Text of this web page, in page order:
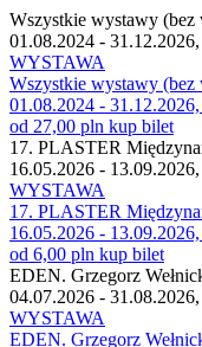
Wszystkie wystawy (bez
01.08.2024 -
WYSTAWA
Wszystkie wystawy (bez
01.08.2024 -
od 27,00 pln kup bilet
17. PLASTER
16.05.2026 -
WYSTAWA
17. PLASTER
16.05.2026 -
od 6,00 pln kup bilet
EDEN. Grzegorz
04.07.2026 -
WYSTAWA
EDEN. Grzegorz